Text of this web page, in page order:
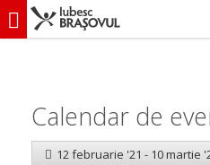
iubescbraşovul.ro
Calendar de
12 februarie '21 - 10 martie